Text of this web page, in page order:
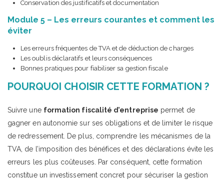
Conservation des justificatifs et documentation
Module 5 – Les erreurs courantes et comment les
éviter
Les erreurs fréquentes de TVA et de déduction de charges
Les oublis déclaratifs et leurs conséquences
Bonnes pratiques pour fiabiliser sa gestion fiscale
POURQUOI CHOISIR CETTE FORMATION ?
Suivre une formation fiscalité d’entreprise permet de
gagner en autonomie sur ses obligations et de limiter le risque
de redressement. De plus, comprendre les mécanismes de la
TVA, de l’imposition des bénéfices et des déclarations évite les
erreurs les plus coûteuses. Par conséquent, cette formation
constitue un investissement concret pour sécuriser la gestion